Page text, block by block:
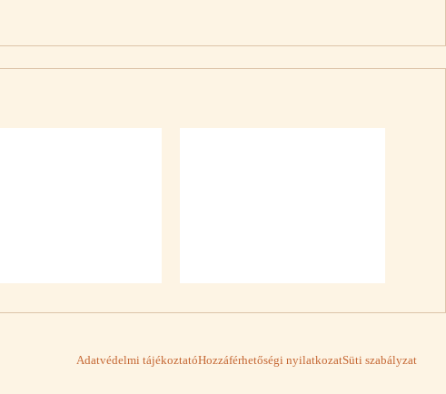
Adatvédelmi tájékoztatóHozzáférhetőségi nyilatkozatSüti szabályzat